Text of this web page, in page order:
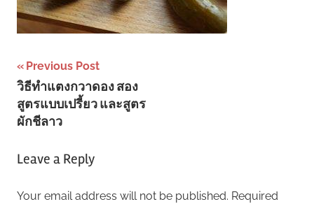
Post
navigation
Previous Post
วิธีทำแตงกวาดอง สอง
สูตรแบบเปรี้ยว และสูตร
ผักชีลาว
Leave a Reply
Your email address will not be published. Required